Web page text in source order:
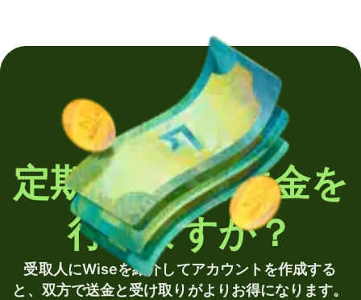
定期的に海外送金を
行いますか？
受取人にWiseを紹介してアカウントを作成する
と、双方で送金と受け取りがよりお得になります。